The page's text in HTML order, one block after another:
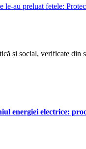
au preluat fetele:
și social, verificate din
energiei electrice: